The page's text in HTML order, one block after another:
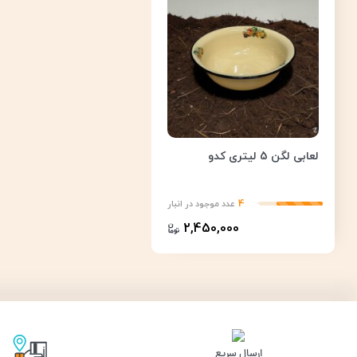
4 عدد موجود در انبار
لعابی لگن 5 لیتری کدو
2,450,000